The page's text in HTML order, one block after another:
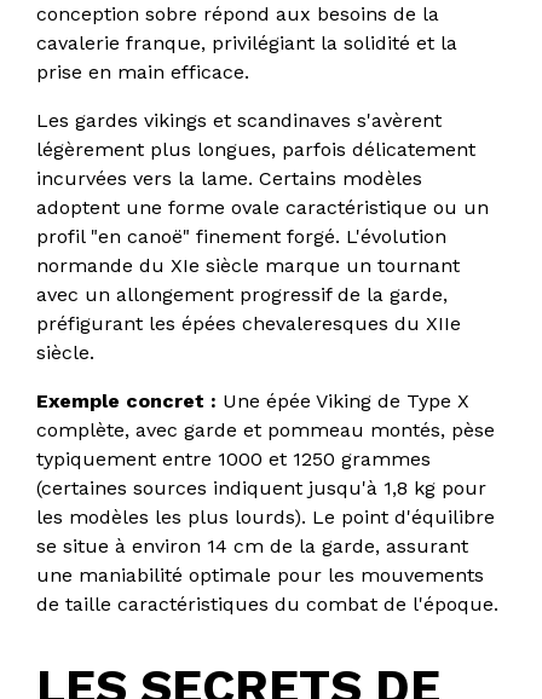
conception sobre répond aux besoins de la
cavalerie franque, privilégiant la solidité et la
prise en main efficace.
Les gardes vikings et scandinaves s'avèrent
légèrement plus longues, parfois délicatement
incurvées vers la lame. Certains modèles
adoptent une forme ovale caractéristique ou un
profil "en canoë" finement forgé. L'évolution
normande du XIe siècle marque un tournant
avec un allongement progressif de la garde,
préfigurant les épées chevaleresques du XIIe
siècle.
Exemple concret : Une épée Viking de Type X
complète, avec garde et pommeau montés, pèse
typiquement entre 1000 et 1250 grammes
(certaines sources indiquent jusqu'à 1,8 kg pour
les modèles les plus lourds). Le point d'équilibre
se situe à environ 14 cm de la garde, assurant
une maniabilité optimale pour les mouvements
de taille caractéristiques du combat de l'époque.
LES SECRETS DE